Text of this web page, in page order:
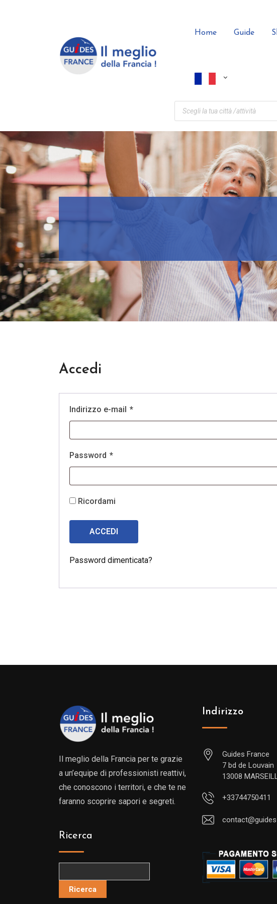
Home Guide
Accedi
Indirizzo e-mail *
Password *
Ricordami
ACCEDI
Password dimenticata?
Il meglio della Francia per te grazie
a un’equipe di professionisti reattivi,
che conoscono i territori, e che te ne
faranno scoprire sapori e segreti.
Ricerca
Ricerca
Indirizzo
Guides France
7 bd de Louvain
13008
+33744750411